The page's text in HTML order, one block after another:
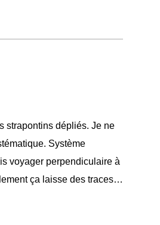
strapontins dépliés. Je ne
Système
voyager perpendiculaire à
ça laisse des traces…